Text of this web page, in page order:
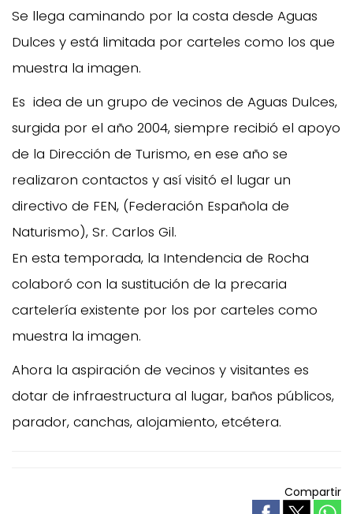
Se llega caminando por la costa desde Aguas
Dulces y está limitada por carteles como los que
muestra la imagen.
Es idea de un grupo de vecinos de Aguas Dulces,
surgida por el año 2004, siempre recibió el apoyo
de la Dirección de Turismo, en ese año se
realizaron contactos y así visitó el lugar un
directivo de FEN, (Federación Española de
Naturismo), Sr. Carlos Gil.
En esta temporada, la Intendencia de Rocha
colaboró con la sustitución de la precaria
cartelería existente por los por carteles como
muestra la imagen.
Ahora la aspiración de vecinos y visitantes es
dotar de infraestructura al lugar, baños públicos,
parador, canchas, alojamiento, etcétera.
Compartir